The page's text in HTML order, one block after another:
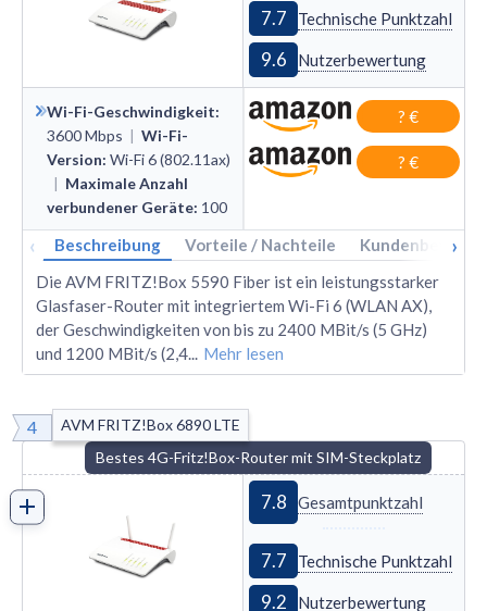
7.7 Technische Punktzahl
9.6 Nutzerbewertung
Wi-Fi-Geschwindigkeit:
3600Mbps | Wi-Fi-
Version: Wi-Fi 6 (802.11ax)
| Maximale Anzahl
verbundener Geräte: 100
? €
? €
‹ Beschreibung Vorteile / Nachteile ›
Die AVM FRITZ!Box 5590 Fiber ist ein leistungsstarker
Glasfaser-Router mit integriertem Wi-Fi 6 (WLAN AX),
der Geschwindigkeiten von bis zu 2400 MBit/s (5 GHz)
und 1200 MBit/s (2,4... Mehr lesen
4
AVM FRITZ!Box 6890 LTE
Bestes 4G-Fritz!Box-Router mit SIM-Steckplatz
7.8 Gesamtpunktzahl
7.7 Technische Punktzahl
9.2 Nutzerbewertung